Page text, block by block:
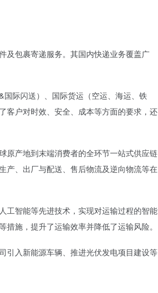
及包裹寄递服务。其国内快递业务覆盖广
国际闪送）、国际货运（空运、海运、铁
客户对时效、安全、成本等方面的要求，还
原产地到末端消费者的全环节一站式供应链
产、出厂与配送、售后物流及逆向物流等在
工智能等先进技术，实现对运输过程的智能
施，提升了运输效率并降低了运输风险。
引入新能源车辆、推进光伏发电项目建设等